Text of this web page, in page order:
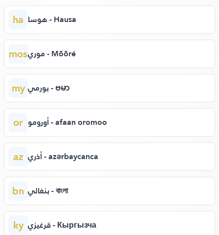
ha هوسا - Hausa
mos موري - Mõõré
my بورمي - ဗမာ
or أورومو - afaan oromoo
az أذري - azərbaycanca
bn بنغالي - বাংলা
ky قرغيزي - Кыргызча